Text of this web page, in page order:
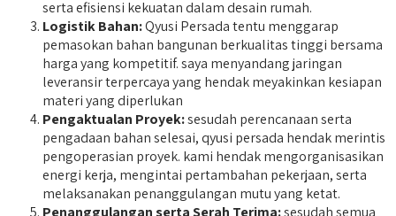
serta efisiensi kekuatan dalam desain rumah.
Logistik Bahan:Qyusi Persada tentu menggarap
pemasokan bahan bangunan berkualitas tinggi bersama
harga yang kompetitif. saya menyandang jaringan
leveransir terpercaya yang hendak meyakinkan kesiapan
materi yang diperlukan
Pengaktualan Proyek:sesudah perencanaan serta
pengadaan bahan selesai, qyusi persada hendak merintis
pengoperasian proyek. kami hendak mengorganisasikan
energi kerja, mengintai pertambahan pekerjaan, serta
melaksanakan penanggulangan mutu yang ketat.
Penanggulangan serta Serah Terima:sesudah semua